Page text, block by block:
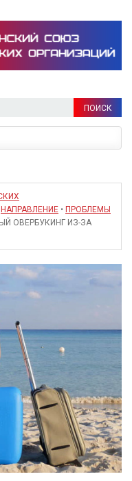
НАПРАВЛЕНИЕ • ПРОБЛЕМЫ
ОВЕРБУКИНГ ИЗ-ЗА